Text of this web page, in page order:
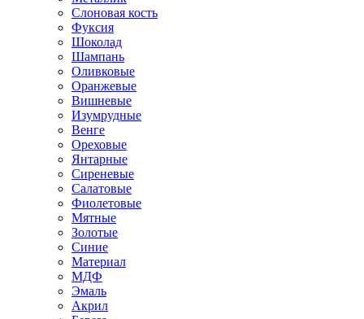
Слоновая кость
Фуксия
Шоколад
Шампань
Оливковые
Оранжевые
Вишневые
Изумрудные
Венге
Ореховые
Янтарные
Сиреневые
Салатовые
Фиолетовые
Мятные
Золотые
Синие
Материал
МДФ
Эмаль
Акрил